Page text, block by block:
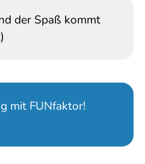
der Spaß kommt
mit FUNfaktor!